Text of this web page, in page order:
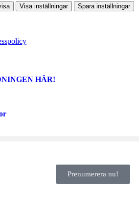
Visa inställningar Spara inställningar
HÄR!
Prenumerera nu!